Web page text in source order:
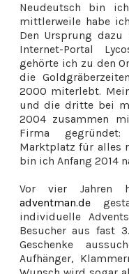
Neudeutsch bin
mittlerweile habe
Den Ursprung
Internet-Portal
gehörte ich zu den
die
2000 miterlebt.
und die dritte bei
2004 zusammen
Firma gegründet:
Marktplatz für alles
bin ich Anfang 2014
Vor vier Jahren
adventman.de
individuelle
Besucher aus fast
Geschenke
Aufhänger,